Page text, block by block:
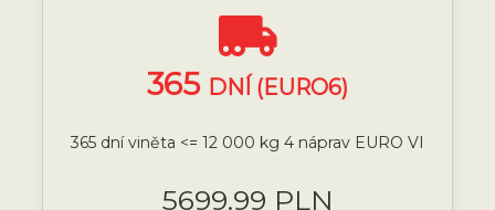
365 DNÍ (EURO6)
365 dní viněta <= 12 000 kg 4 náprav EURO VI
5699.99 PLN